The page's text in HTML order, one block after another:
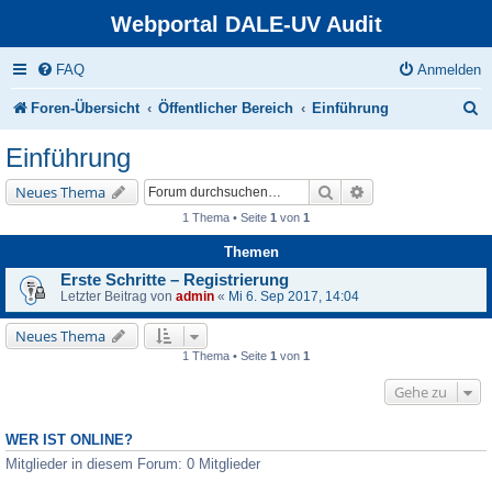
Webportal DALE-UV Audit
FAQ Anmelden
Foren-Übersicht Öffentlicher Bereich Einführung
e
Einführung
Neues Thema Suche
1 Thema • Seite 1 von 1
Themen
Erste Schritte – Registrierung
Letzter Beitrag von admin « Mi 6. Sep 2017, 14:04
Neues Thema
1 Thema • Seite 1 von 1
Gehe zu
WER IST ONLINE?
Mitglieder in diesem Forum: 0 Mitglieder